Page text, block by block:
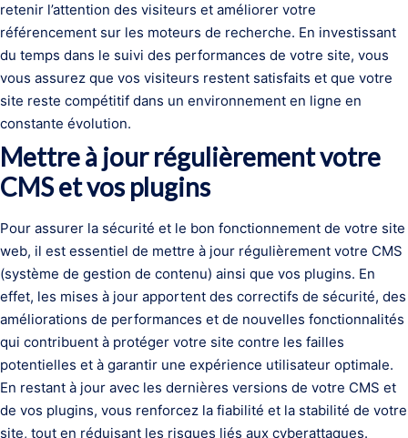
retenir l’attention des visiteurs et améliorer votre
référencement sur les moteurs de recherche. En investissant
du temps dans le suivi des performances de votre site, vous
vous assurez que vos visiteurs restent satisfaits et que votre
site reste compétitif dans un environnement en ligne en
constante évolution.
Mettre à jour régulièrement votre
CMS et vos plugins
Pour assurer la sécurité et le bon fonctionnement de votre site
web, il est essentiel de mettre à jour régulièrement votre CMS
(système de gestion de contenu) ainsi que vos plugins. En
effet, les mises à jour apportent des correctifs de sécurité, des
améliorations de performances et de nouvelles fonctionnalités
qui contribuent à protéger votre site contre les failles
potentielles et à garantir une expérience utilisateur optimale.
En restant à jour avec les dernières versions de votre CMS et
de vos plugins, vous renforcez la fiabilité et la stabilité de votre
site, tout en réduisant les risques liés aux cyberattaques.